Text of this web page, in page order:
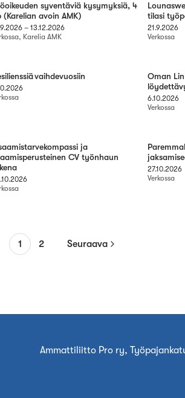
syventäviä kysymyksiä, 4
(Karelian avoin AMK)
– 13.12.2026
Karelia AMK
tilasi
21.9.2026
Verkossa
vaihdevuosiin
Oman
6.10.2026
Verkossa
ja
CV työnhaun
27.10.2026
Verkossa
1 2 Seuraava
Ammattiliitto Pro ry,